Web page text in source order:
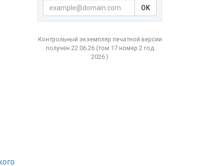
OK
Контрольный экземпляр печатной версии
получен 22.06.26 (том 17 номер 2 год
2026 )